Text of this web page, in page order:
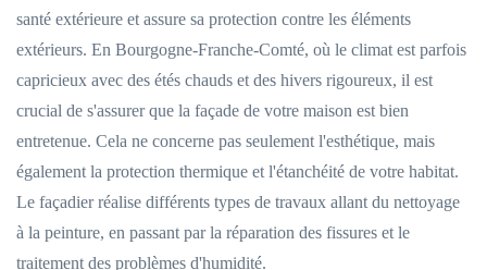
santé extérieure et assure sa protection contre les éléments
extérieurs. En Bourgogne-Franche-Comté, où le climat est parfois
capricieux avec des étés chauds et des hivers rigoureux, il est
crucial de s'assurer que la façade de votre maison est bien
entretenue. Cela ne concerne pas seulement l'esthétique, mais
également la protection thermique et l'étanchéité de votre habitat.
Le façadier réalise différents types de travaux allant du nettoyage
à la peinture, en passant par la réparation des fissures et le
traitement des problèmes d'humidité.